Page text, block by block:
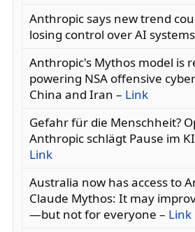
Anthropic says new trend
losing control over AI
Anthropic's Mythos model is
powering NSA offensive
China and Iran – Link
Gefahr für die Menschheit?
Anthropic schlägt Pause im
Link
Australia now has access to
Claude Mythos: It may
—but not for everyone – Link